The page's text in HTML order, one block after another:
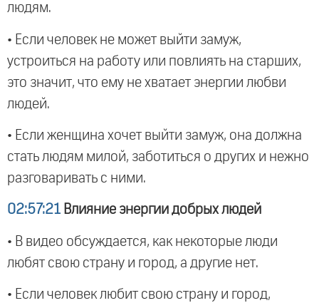
людям.
• Если человек не может выйти замуж,
устроиться на работу или повлиять на старших,
это значит, что ему не хватает энергии любви
людей.
• Если женщина хочет выйти замуж, она должна
стать людям милой, заботиться о других и нежно
разговаривать с ними.
02:57:21 Влияние энергии добрых людей
• В видео обсуждается, как некоторые люди
любят свою страну и город, а другие нет.
• Если человек любит свою страну и город,